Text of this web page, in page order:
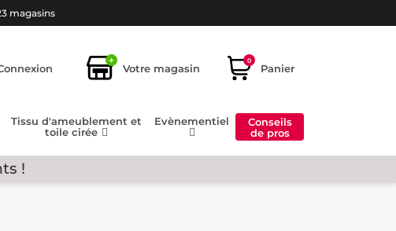
magasins
+
Votre magasin
0
Panier
Tissu d'ameublement et
toile cirée
Evènementiel
Conseils
de pros
!